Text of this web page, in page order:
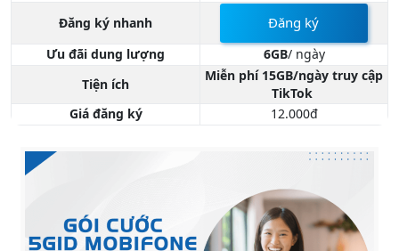
Cú pháp đăng ký
ON 5G1D gửi
Đăng ký nhanh
Đăng ký
Ưu đãi dung lượng 6GB/ ngày
Tiện ích
Miễn phí 15GB/ngày truy cập
TikTok